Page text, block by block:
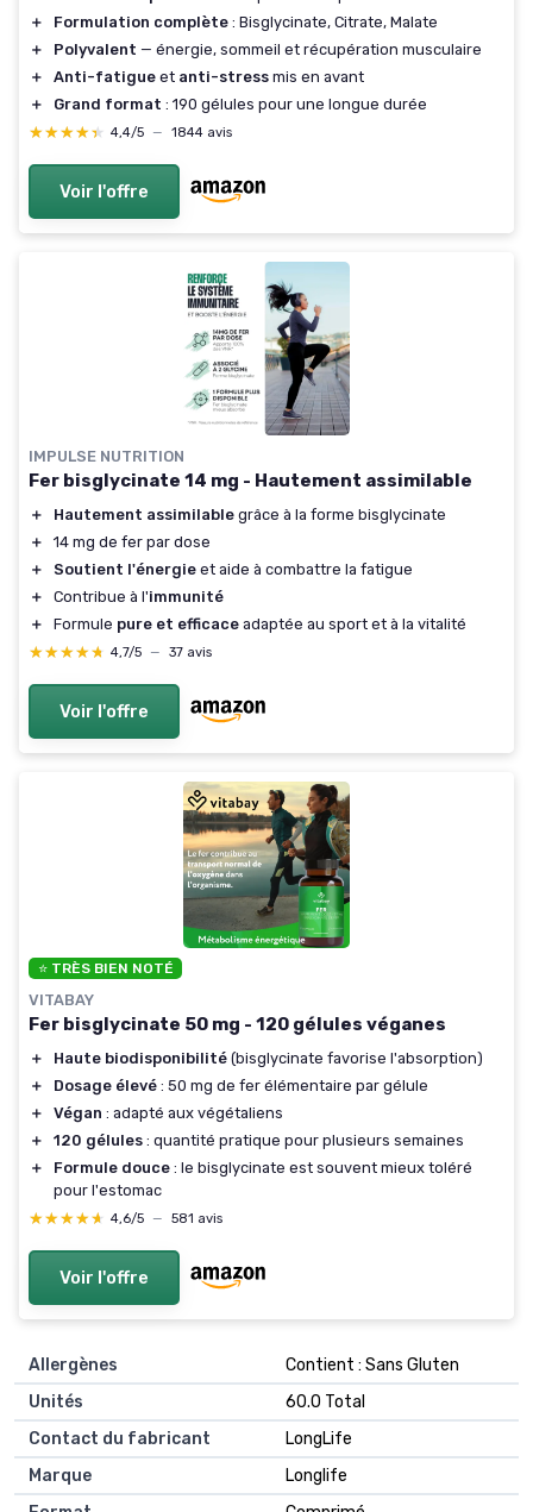
＋
Formulation complète : Bisglycinate, Citrate, Malate
＋
Polyvalent — énergie, sommeil et récupération musculaire
＋
Anti-fatigue et anti-stress mis en avant
＋
Grand format : 190 gélules pour une longue durée
★★★★★
★★★★★ 4,4/5 — 1844 avis
Voir l'offre
IMPULSE NUTRITION
Fer bisglycinate 14 mg - Hautement assimilable
＋ Hautement assimilable grâce à la forme bisglycinate
＋
14 mg de fer par dose
＋
Soutient l'énergie et aide à combattre la fatigue
＋
Contribue à l'immunité
＋
Formule pure et efficace adaptée au sport et à la vitalité
★★★★★
★★★★★ 4,7/5 — 37 avis
Voir l'offre
⭐ TRÈS BIEN NOTÉ
VITABAY
Fer bisglycinate 50 mg - 120 gélules véganes
＋ Haute biodisponibilité (bisglycinate favorise l'absorption)
＋
Dosage élevé : 50 mg de fer élémentaire par gélule
＋
Végan : adapté aux végétaliens
＋
120 gélules : quantité pratique pour plusieurs semaines
＋
Formule douce : le bisglycinate est souvent mieux toléré
pour l'estomac
★★★★★
★★★★★ 4,6/5 — 581 avis
Voir l'offre
Allergènes
‎Contient : Sans Gluten
Unités
‎60.0 Total
Contact du fabricant
‎LongLife
Marque
‎Longlife